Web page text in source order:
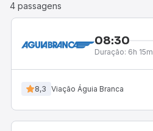
4 passagens
08:30
Duração: 6h 15m
8,3 Viação Águia Branca